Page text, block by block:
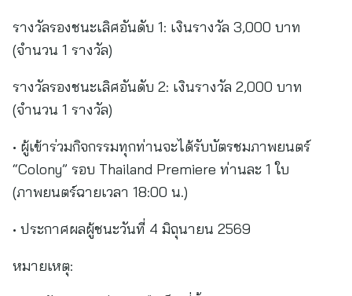
รางวัลรองชนะเลิศอันดับ 1: เงินรางวัล 3,000 บาท
(จำนวน 1 รางวัล)
รางวัลรองชนะเลิศอันดับ 2: เงินรางวัล 2,000 บาท
(จำนวน 1 รางวัล)
• ผู้เข้าร่วมกิจกรรมทุกท่านจะได้รับบัตรชมภาพยนตร์
“Colony” รอบ Thailand Premiere ท่านละ 1 ใบ
(ภาพยนตร์ฉายเวลา 18:00 น.)
• ประกาศผลผู้ชนะวันที่ 4 มิถุนายน 2569
หมายเหตุ: